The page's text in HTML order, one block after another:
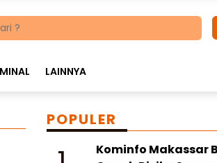
LAINNYA
POPULER
Kominfo Makassar